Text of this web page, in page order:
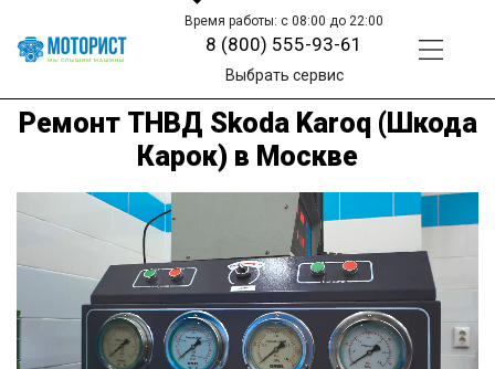
Время работы: с 08:00 до 22:00
8 (800) 555-93-61
Выбрать сервис
Ремонт ТНВД Skoda Karoq (Шкода
Карок) в Москве